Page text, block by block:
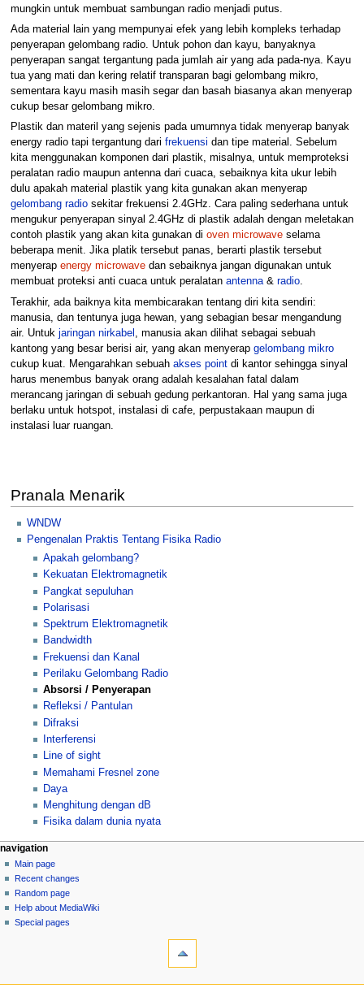
mungkin untuk membuat sambungan radio menjadi putus.
Ada material lain yang mempunyai efek yang lebih kompleks terhadap
penyerapan gelombang radio. Untuk pohon dan kayu, banyaknya
penyerapan sangat tergantung pada jumlah air yang ada pada-nya. Kayu
tua yang mati dan kering relatif transparan bagi gelombang mikro,
sementara kayu masih masih segar dan basah biasanya akan menyerap
cukup besar gelombang mikro.
Plastik dan materil yang sejenis pada umumnya tidak menyerap banyak
energy radio tapi tergantung dari frekuensi dan tipe material. Sebelum
kita menggunakan komponen dari plastik, misalnya, untuk memproteksi
peralatan radio maupun antenna dari cuaca, sebaiknya kita ukur lebih
dulu apakah material plastik yang kita gunakan akan menyerap
gelombang radiosekitar frekuensi 2.4GHz. Cara paling sederhana untuk
mengukur penyerapan sinyal 2.4GHz di plastik adalah dengan meletakan
contoh plastik yang akan kita gunakan di oven microwaveselama
beberapa menit. Jika platik tersebut panas, berarti plastik tersebut
menyerap energy microwavedan sebaiknya jangan digunakan untuk
membuat proteksi anti cuaca untuk peralatan antenna& radio.
Terakhir, ada baiknya kita membicarakan tentang diri kita sendiri:
manusia, dan tentunya juga hewan, yang sebagian besar mengandung
air. Untuk jaringan nirkabel , manusia akan dilihat sebagai sebuah
kantong yang besar berisi air, yang akan menyerap gelombang mikro
cukup kuat. Mengarahkan sebuah akses pointdi kantor sehingga sinyal
harus menembus banyak orang adalah kesalahan fatal dalam
merancang jaringan di sebuah gedung perkantoran. Hal yang sama juga
berlaku untuk hotspot, instalasi di cafe, perpustakaan maupun di
instalasi luar ruangan.
Pranala Menarik
WNDW
Pengenalan Praktis Tentang Fisika Radio
Apakah gelombang?
Kekuatan Elektromagnetik
Pangkat sepuluhan
Polarisasi
Spektrum Elektromagnetik
Bandwidth
Frekuensi dan Kanal
Perilaku Gelombang Radio
Absorsi / Penyerapan
Refleksi / Pantulan
Difraksi
Interferensi
Line of sight
Memahami Fresnel zone
Daya
Menghitung dengan dB
Fisika dalam dunia nyata
N
a
v
g
page actions
page
discussion
read
view
source
personal tools
log
in
navigation
Main page
Recent changes
Random page
Help about MediaWiki
Special pages
navigation